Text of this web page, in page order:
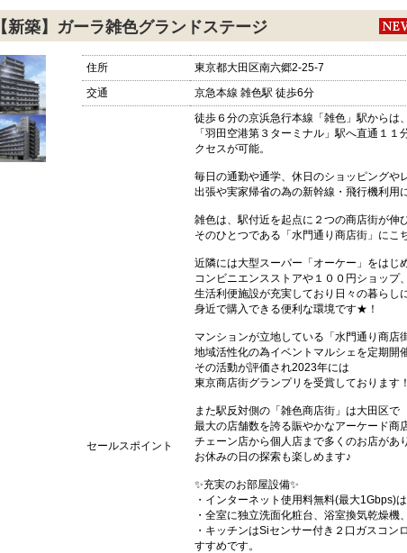
【新築】ガーラ雑色グランドステージ
住所
東京都大田区南六郷2-25-7
交通
京急本線 雑色駅 徒歩6分
セールスポイント
徒歩６分の京浜急行本線「雑色」駅からは
「羽田空港第３ターミナル」駅へ直通１
クセスが可能。
毎日の通勤や通学、休日のショッピングや
出張や実家帰省の為の新幹線・飛行機利用
雑色は、駅付近を起点に２つの商店街が伸
そのひとつである「水門通り商店街」にこ
近隣には大型スーパー「オーケー」をはじ
コンビニエンスストアや１００円ショップ
生活利便施設が充実しており日々の暮らし
身近で購入できる便利な環境です★！
マンションが立地している「水門通り商店
地域活性化の為イベントマルシェを定期開
その活動が評価され2023年には
東京商店街グランプリを受賞しております
また駅反対側の「雑色商店街」は大田区で
最大の店舗数を誇る賑やかなアーケード商
チェーン店から個人店まで多くのお店があ
お休みの日の探索も楽しめます♪
✨充実のお部屋設備✨
・インターネット使用料無料(最大1Gbps)
・全室に独立洗面化粧台、浴室換気乾燥機
・キッチンはSiセンサー付き２口ガスコ
すすめです。